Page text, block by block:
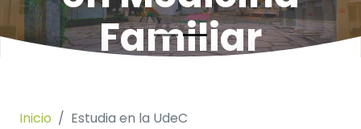
Familiar
Inicio
Estudia en la UdeC